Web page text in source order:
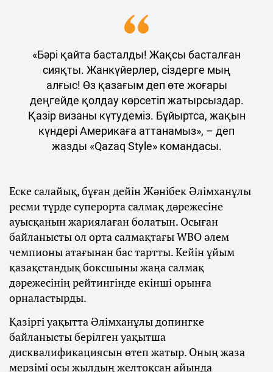
«Бәрі қайта басталды! Жақсы басталған
сияқты. Жанкүйерлер, сіздерге мың
алғыс! Өз қазағым деп өте жоғары
деңгейде қолдау көрсетіп жатырсыздар.
Қазір визаны күтудеміз. Бұйыртса, жақын
күндері Америкаға аттанамыз», – деп
жазды «Qazaq Style» командасы.
Еске салайық, бұған дейін Жәнібек Әлімханұлы
ресми түрде суперорта салмақ дәрежесіне
ауысқанын жариялаған болатын. Осыған
байланысты ол орта салмақтағы WBO әлем
чемпионы атағынан бас тартты. Кейін ұйым
қазақстандық боксшыны жаңа салмақ
дәрежесінің рейтингінде екінші орынға
орналастырды.
Қазіргі уақытта Әлімханұлы допингке
байланысты берілген уақытша
дисквалификациясын өтеп жатыр. Оның жаза
мерзімі осы жылдың желтоқсан айында